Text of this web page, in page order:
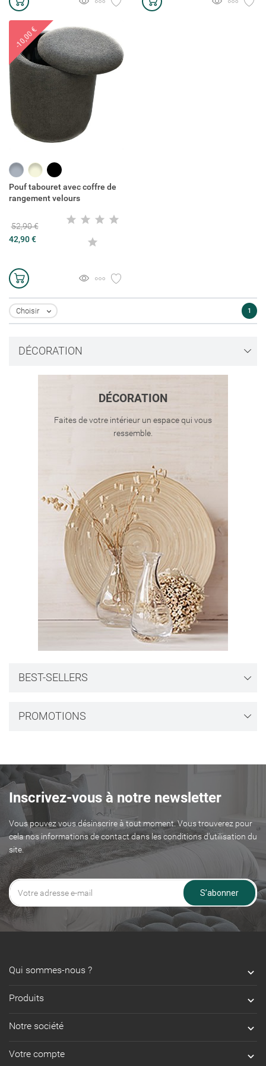
DÉCORATION
DÉCORATION
Faites de votre intérieur un espace qui vous
ressemble.
BEST-SELLERS
PROMOTIONS
-10,00 €
Gris BeigeNoir
Pouf tabouret avec coffre de
rangement velours
52,90 €
42,90 €
Choisir  1
Inscrivez-vous à notre newsletter
Vous pouvez vous désinscrire à tout moment. Vous trouverez pour
cela nos informations de contact dans les conditions d'utilisation du
site.
S’abonner
Qui sommes-nous ? 
Produits 
Notre société 
Votre compte 